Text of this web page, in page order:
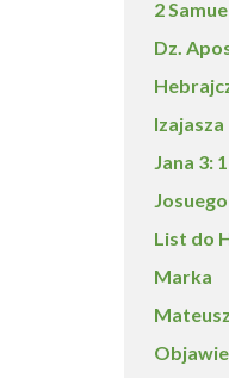
2
Dz.
Izajasza
Jana 3:
Josuego
List do
Marka